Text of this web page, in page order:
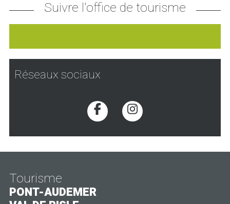
Suivre l'office de tourisme
Réseaux sociaux
Voir la page Facebook
Voir la page
Tourisme
PONT-AUDEMER